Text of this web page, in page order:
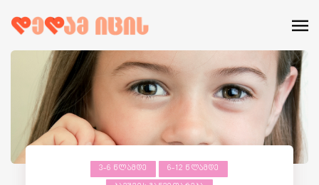
3-6 ᲬᲚᲐᲛᲓᲔ
6-12 ᲬᲚᲐᲛᲓᲔ